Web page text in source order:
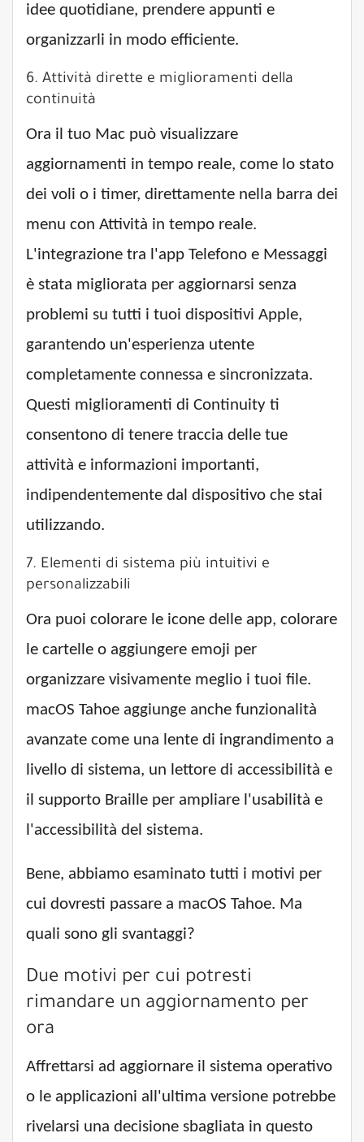
idee quotidiane, prendere appunti e
organizzarli in modo efficiente.
6. Attività dirette e miglioramenti della
continuità
Ora il tuo Mac può visualizzare
aggiornamenti in tempo reale, come lo stato
dei voli o i timer, direttamente nella barra dei
menu con Attività in tempo reale.
L'integrazione tra l'app Telefono e Messaggi
è stata migliorata per aggiornarsi senza
problemi su tutti i tuoi dispositivi Apple,
garantendo un'esperienza utente
completamente connessa e sincronizzata.
Questi miglioramenti di Continuity ti
consentono di tenere traccia delle tue
attività e informazioni importanti,
indipendentemente dal dispositivo che stai
utilizzando.
7. Elementi di sistema più intuitivi e
personalizzabili
Ora puoi colorare le icone delle app, colorare
le cartelle o aggiungere emoji per
organizzare visivamente meglio i tuoi file.
macOS Tahoe aggiunge anche funzionalità
avanzate come una lente di ingrandimento a
livello di sistema, un lettore di accessibilità e
il supporto Braille per ampliare l'usabilità e
l'accessibilità del sistema.
Bene, abbiamo esaminato tutti i motivi per
cui dovresti passare a macOS Tahoe. Ma
quali sono gli svantaggi?
Due motivi per cui potresti
rimandare un aggiornamento per
ora
Affrettarsi ad aggiornare il sistema operativo
o le applicazioni all'ultima versione potrebbe
rivelarsi una decisione sbagliata in questo